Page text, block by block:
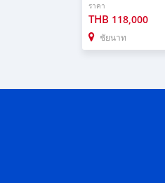
ราคา
THB 118,000
ชัยนาท